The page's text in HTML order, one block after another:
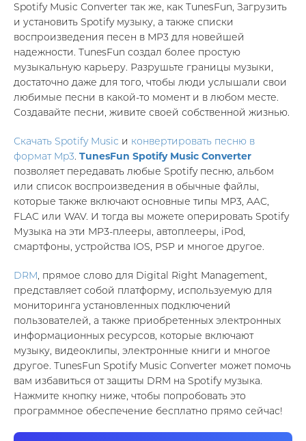
Spotify Music Converter так же, как TunesFun, Загрузить
и установить Spotify музыку, а также списки
воспроизведения песен в MP3 для новейшей
надежности. TunesFun создал более простую
музыкальную карьеру. Разрушьте границы музыки,
достаточно даже для того, чтобы люди услышали свои
любимые песни в какой-то момент и в любом месте.
Создавайте песни, живите своей собственной жизнью.
Скачать Spotify Music и конвертировать песню в
формат Mp3. TunesFun Spotify Music Converter
позволяет передавать любые Spotify песню, альбом
или список воспроизведения в обычные файлы,
которые также включают основные типы MP3, AAC,
FLAC или WAV. И тогда вы можете оперировать Spotify
Музыка на эти MP3-плееры, автоплееры, iPod,
смартфоны, устройства IOS, PSP и многое другое.
DRM, прямое слово для Digital Right Management,
представляет собой платформу, используемую для
мониторинга установленных подключений
пользователей, а также приобретенных электронных
информационных ресурсов, которые включают
музыку, видеоклипы, электронные книги и многое
другое. TunesFun Spotify Music Converter может помочь
вам избавиться от защиты DRM на Spotify музыка.
Нажмите кнопку ниже, чтобы попробовать это
программное обеспечение бесплатно прямо сейчас!